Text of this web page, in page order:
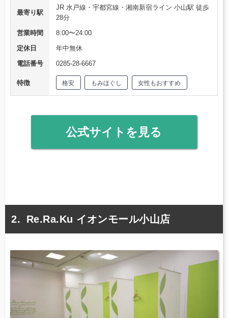
最寄り駅
JR 水戸線・宇都宮線・湘南新宿ライン 小山駅 徒歩
28分
営業時間
8:00〜24:00
定休日
年中無休
電話番号
0285-28-6667
特徴 格安 もみほぐし 女性もおすすめ
公式サイトを見る
Re.Ra.Ku イオンモール小山店